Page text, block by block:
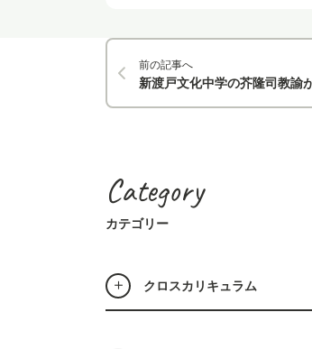
前の記事へ
新渡戸文化中学の芥隆司教諭が、ゲストで参加
Category
カテゴリー
クロスカリキュラム